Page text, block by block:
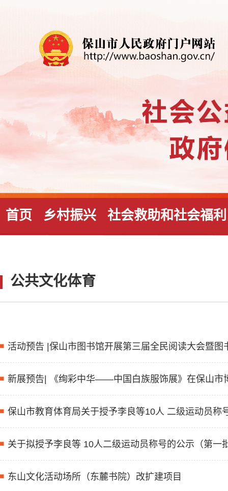
首页 乡村振兴 社会救助和社会福利
公共文化体育
活动预告 |保山市图书馆开展第三届全民阅读大会暨
新展预告| 《绚彩中华——中国白族服饰展》在保山市
保山市教育体育局关于授予李良等10人 二级运动员称
关于拟授予李良等 10人二级运动员称号的公示（第一
东山文化活动场所（东麓书院）改扩建项目